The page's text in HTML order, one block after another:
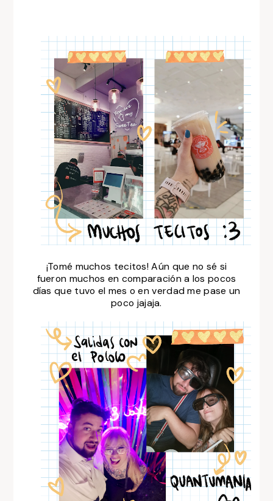
¡Tomé muchos tecitos! Aún que no sé si
fueron muchos en comparación a los pocos
días que tuvo el mes o en verdad me pase un
poco jajaja.